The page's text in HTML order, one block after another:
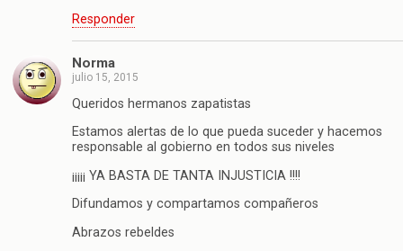
Responder
Norma
julio 15, 2015
Queridos hermanos zapatistas
Estamos alertas de lo que pueda suceder y hacemos
responsable al gobierno en todos sus niveles
¡¡¡¡¡ YA BASTA DE TANTA INJUSTICIA !!!!
Difundamos y compartamos compañeros
Abrazos rebeldes